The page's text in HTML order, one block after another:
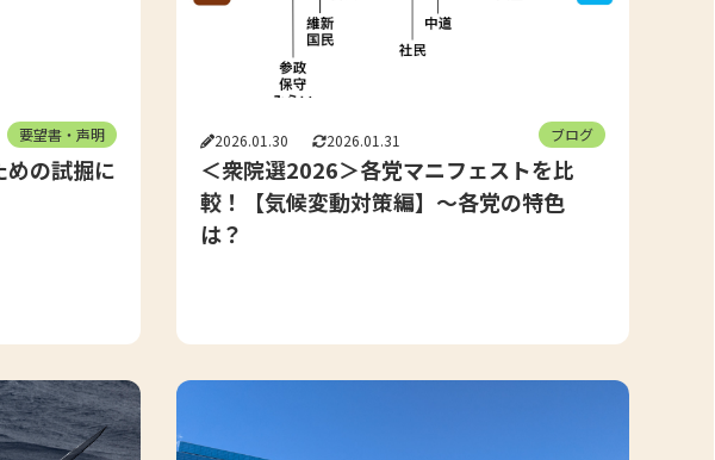
要望書・声明
めの試掘に
2026.01.30 2026.01.31 ブログ
＜衆院選2026＞各党マニフェストを比
較！【気候変動対策編】～各党の特色
は？